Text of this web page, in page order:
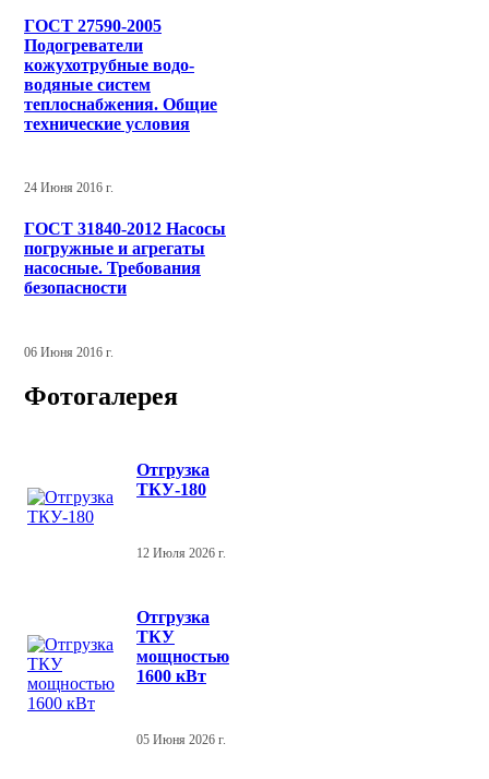
ГОСТ 27590-2005
Подогреватели
кожухотрубные водо-
водяные систем
теплоснабжения. Общие
технические условия
24 Июня 2016 г.
ГОСТ 31840-2012 Насосы
погружные и агрегаты
насосные. Требования
безопасности
06 Июня 2016 г.
Фотогалерея
Отгрузка
ТКУ-180
12 Июля 2026 г.
Отгрузка
ТКУ
мощностью
1600 кВт
05 Июня 2026 г.